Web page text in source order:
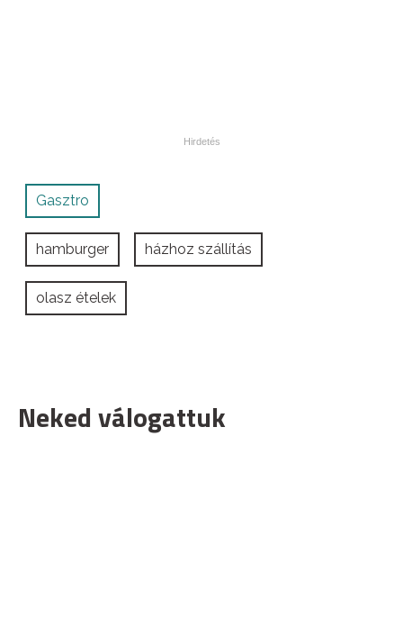
Gasztro
hamburger házhoz szállítás
olasz ételek
Neked válogattuk